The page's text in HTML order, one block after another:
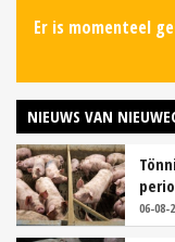
Er is momenteel
NIEUWS VAN
06-08-